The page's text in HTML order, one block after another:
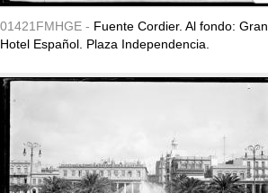
01421FMHGE - Fuente Cordier. Al fondo: Gran
Hotel Español. Plaza Independencia.